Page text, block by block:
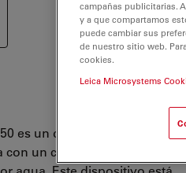
es un dispositivo
un cabezal de
campañas publicitarias.
y a que compartamos
puede cambiar sus
de nuestro sitio web.
cookies.
Leica Microsystems